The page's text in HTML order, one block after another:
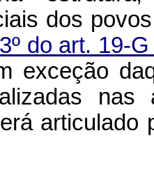
dos
3º do art. 19-
exceção